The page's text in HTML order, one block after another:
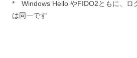
* Windows Hello やFIDO2ともに、ロ
は同一です